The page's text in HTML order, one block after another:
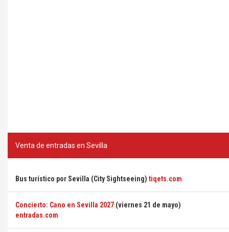
Venta de entradas en Sevilla
Bus turístico por Sevilla (City Sightseeing) tiqets.com
Concierto: Cano en Sevilla 2027 (viernes 21 de mayo)
entradas.com